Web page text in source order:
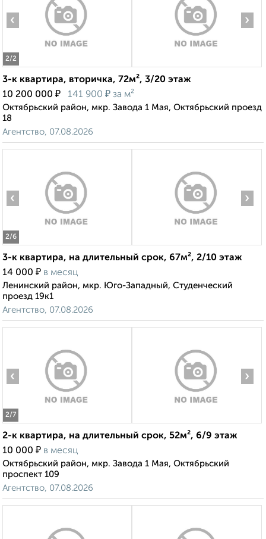
2/2
‹ ›
3-к квартира, вторичка, 72м², 3/20 этаж
10 200 000 ₽ 141 900 ₽ за м²
Октябрьский район, мкр. Завода 1 Мая, Октябрьский проезд
18
Агентство, 07.08.2026
2/6
‹ ›
3-к квартира, на длительный срок, 67м², 2/10 этаж
14 000 ₽ в месяц
Ленинский район, мкр. Юго-Западный, Студенческий
проезд 19к1
Агентство, 07.08.2026
2/7
‹ ›
2-к квартира, на длительный срок, 52м², 6/9 этаж
10 000 ₽ в месяц
Октябрьский район, мкр. Завода 1 Мая, Октябрьский
проспект 109
Агентство, 07.08.2026